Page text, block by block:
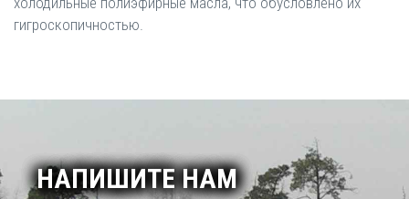
гигроскопичностью.
НАПИШИТЕ НАМ